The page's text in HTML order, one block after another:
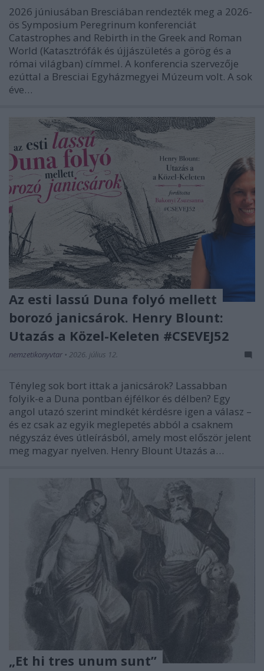
2026 júniusában Bresciában rendezték meg a 2026-
ös Symposium Peregrinum konferenciát
Catastrophes and Rebirth in the Greek and Roman
World (Katasztrófák és újjászületés a görög és a
római világban) címmel. A konferencia szervezője
ezúttal a Bresciai Egyházmegyei Múzeum volt. A sok
éve…
Az esti lassú Duna folyó mellett
borozó janicsárok. Henry Blount:
Utazás a Közel-Keleten #CSEVEJ52
nemzetikonyvtar • 2026. július 12.
Tényleg sok bort ittak a janicsárok? Lassabban
folyik-e a Duna pontban éjfélkor és délben? Egy
angol utazó szerint mindkét kérdésre igen a válasz –
és ez csak az egyik meglepetés abból a csaknem
négyszáz éves útleírásból, amely most először jelent
meg magyar nyelven. Henry Blount Utazás a…
„Et hi tres unum sunt”